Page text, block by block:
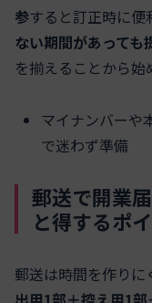
参すると訂正時に便
ない期間があっても
を揃えることから始
マイナンバーや
で迷わず準備
郵送で開業
と得するポ
郵送は時間を作りに